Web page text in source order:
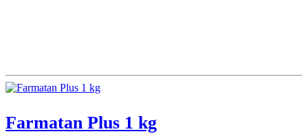
Farmatan Plus 1 kg